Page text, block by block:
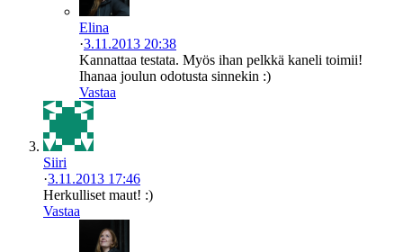
Elina
·3.11.2013 20:38
Kannattaa testata. Myös ihan pelkkä kaneli toimii!
Ihanaa joulun odotusta sinnekin :)
Vastaa
Siiri
·3.11.2013 17:46
Herkulliset maut! :)
Vastaa